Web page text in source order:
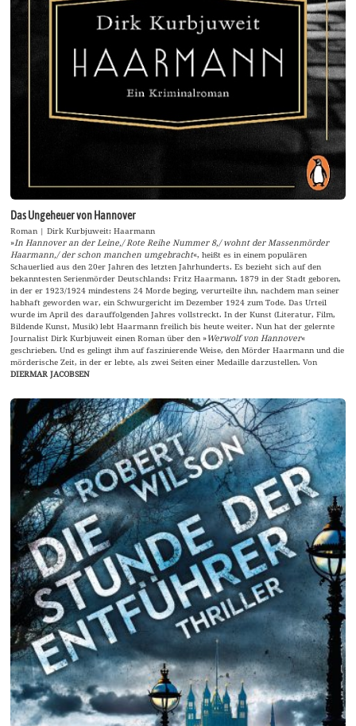
Das Ungeheuer von Hannover
Roman | Dirk Kurbjuweit: Haarmann
»In Hannover an der Leine,/ Rote Reihe Nummer 8,/ wohnt der Massenmörder
Haarmann,/ der schon manchen umgebracht«, heißt es in einem populären
Schauerlied aus den 20er Jahren des letzten Jahrhunderts. Es bezieht sich auf den
bekanntesten Serienmörder Deutschlands: Fritz Haarmann. 1879 in der Stadt geboren,
in der er 1923/1924 mindestens 24 Morde beging, verurteilte ihn, nachdem man seiner
habhaft geworden war, ein Schwurgericht im Dezember 1924 zum Tode. Das Urteil
wurde im April des darauffolgenden Jahres vollstreckt. In der Kunst (Literatur, Film,
Bildende Kunst, Musik) lebt Haarmann freilich bis heute weiter. Nun hat der gelernte
Journalist Dirk Kurbjuweit einen Roman über den »Werwolf von Hannover«
geschrieben. Und es gelingt ihm auf faszinierende Weise, den Mörder Haarmann und die
mörderische Zeit, in der er lebte, als zwei Seiten einer Medaille darzustellen. Von
DIERMAR JACOBSEN